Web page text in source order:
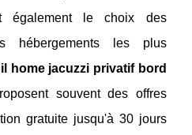
également le choix des
hébergements les plus
home jacuzzi privatif bord
souvent des offres
gratuite jusqu'à 30 jours